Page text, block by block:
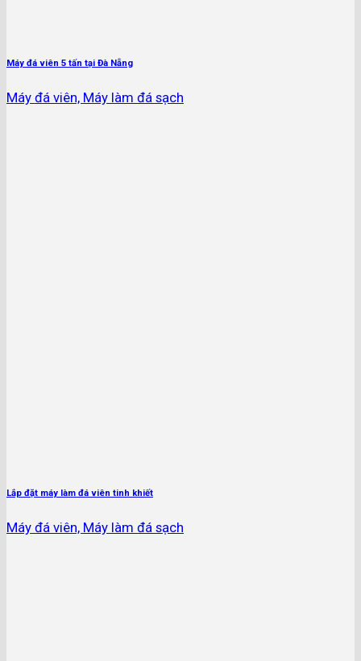
Máy đá viên 5 tấn tại Đà Nẵng
Máy đá viên, Máy làm đá sạch
Lắp đặt máy làm đá viên tinh khiết
Máy đá viên, Máy làm đá sạch